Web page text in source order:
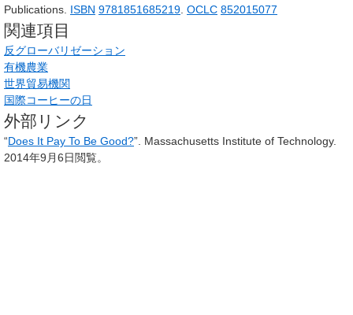
Publications. ISBN 9781851685219 OCLC 852015077
関連項目
反グローバリゼーション
有機農業
世界貿易機関
国際コーヒーの日
外部リンク
“Does It Pay To Be Good?”. Massachusetts Institute of Technology.
2014年9月6日閲覧。